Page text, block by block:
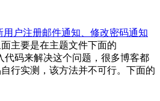
用户注册邮件通知、修改密码通知
主要是在主题文件下面的
代码来解决这个问题，很多博客都
行实测，该方法并不可行。下面的